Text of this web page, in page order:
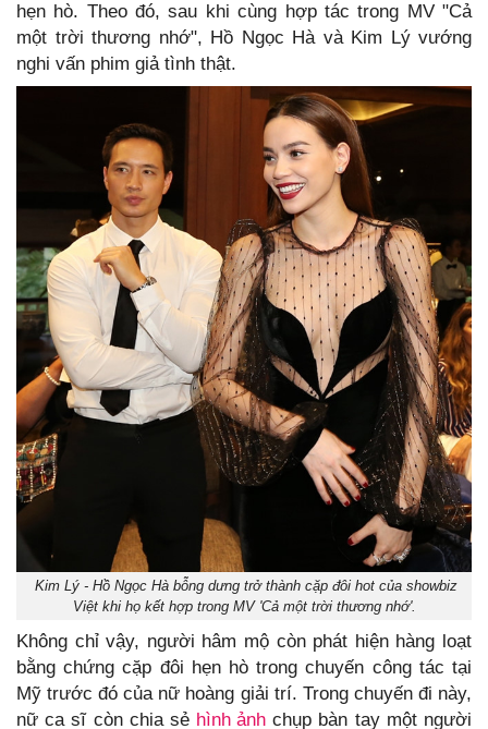
hẹn hò. Theo đó, sau khi cùng hợp tác trong MV "Cả
một trời thương nhớ", Hồ Ngọc Hà và Kim Lý vướng
nghi vấn phim giả tình thật.
Kim Lý - Hồ Ngọc Hà bỗng dưng trở thành cặp đôi hot của showbiz
Việt khi họ kết hợp trong MV 'Cả một trời thương nhớ'.
Không chỉ vậy, người hâm mộ còn phát hiện hàng loạt
bằng chứng cặp đôi hẹn hò trong chuyến công tác tại
Mỹ trước đó của nữ hoàng giải trí. Trong chuyến đi này,
nữ ca sĩ còn chia sẻ hình ảnh chụp bàn tay một người